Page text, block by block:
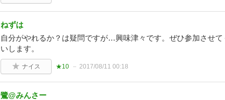
ねずは
自分がやれるか？は疑問ですが…興味津々です。ぜひ参加させ
いします。
ナイス ★10 2017/08/11 00:18
鷺@みんさー